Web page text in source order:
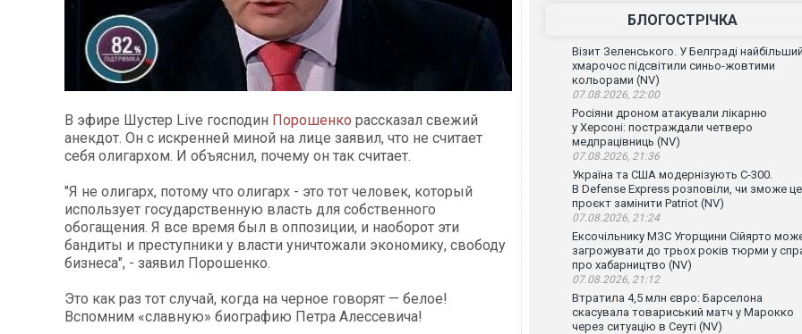
В эфире Шустер Live господин Порошенко рассказал свежий
анекдот. Он с искренней миной на лице заявил, что не считает
себя олигархом. И объяснил, почему он так считает.
"Я не олигарх, потому что олигарх - это тот человек, который
использует государственную власть для собственного
обогащения. Я все время был в оппозиции, и наоборот эти
бандиты и преступники у власти уничтожали экономику, свободу
бизнеса", - заявил Порошенко.
Это как раз тот случай, когда на черное говорят — белое!
Вспомним «славную» биографию Петра Алессевича!
БЛОГОСТРІЧКА
Візит Зеленського. У Белграді найбільший
хмарочос підсвітили синьо-жовтими
кольорами (NV)
07.08.2026, 22:00
Росіяни дроном атакували лікарню
у Херсоні: постраждали четверо
медпрацівниць (NV)
07.08.2026, 21:36
Україна та США модернізують С-300.
В Defense Express розповіли, чи зможе
проєкт замінити Patriot (NV)
07.08.2026, 21:24
Ексочільнику МЗС Угорщини Сійярто
загрожувати до трьох років тюрми у
про хабарництво (NV)
07.08.2026, 21:12
Втратила 4,5 млн євро: Барселона
скасувала товариський матч у Марокко
через ситуацію в Сеуті (NV)